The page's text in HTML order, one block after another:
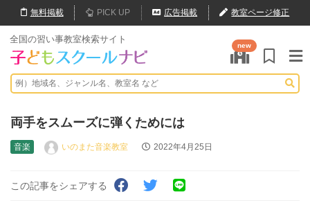
無料掲載 PICK UP 広告掲載 教室ページ修正
全国の習い事教室検索サイト
new
両手をスムーズに弾くためには
音楽 いのまた音楽教室 2022年4月25日
この記事をシェアする